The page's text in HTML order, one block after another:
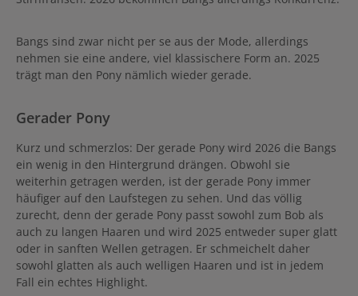
Bangs sind zwar nicht per se aus der Mode, allerdings
nehmen sie eine andere, viel klassischere Form an. 2025
trägt man den Pony nämlich wieder gerade.
Gerader Pony
Kurz und schmerzlos: Der gerade Pony wird 2026 die Bangs
ein wenig in den Hintergrund drängen. Obwohl sie
weiterhin getragen werden, ist der gerade Pony immer
häufiger auf den Laufstegen zu sehen. Und das völlig
zurecht, denn der gerade Pony passt sowohl zum Bob als
auch zu langen Haaren und wird 2025 entweder super glatt
oder in sanften Wellen getragen. Er schmeichelt daher
sowohl glatten als auch welligen Haaren und ist in jedem
Fall ein echtes Highlight.